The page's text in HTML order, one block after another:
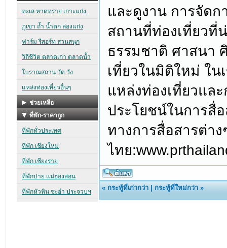
และดูงาน การจัดก
สถานที่ท่องเที่ยวที่
ธรรมชาติ ศาสนา
เที่ยวในมิติใหม่ ใน
แหล่งท่องเที่ยวแล
ประโยชน์ในการสื่
ทางการสื่อสารต่า
ไทย
«กระทู้ที่เก่ากว่า |กระทู้ที่ใหม่กว่า »